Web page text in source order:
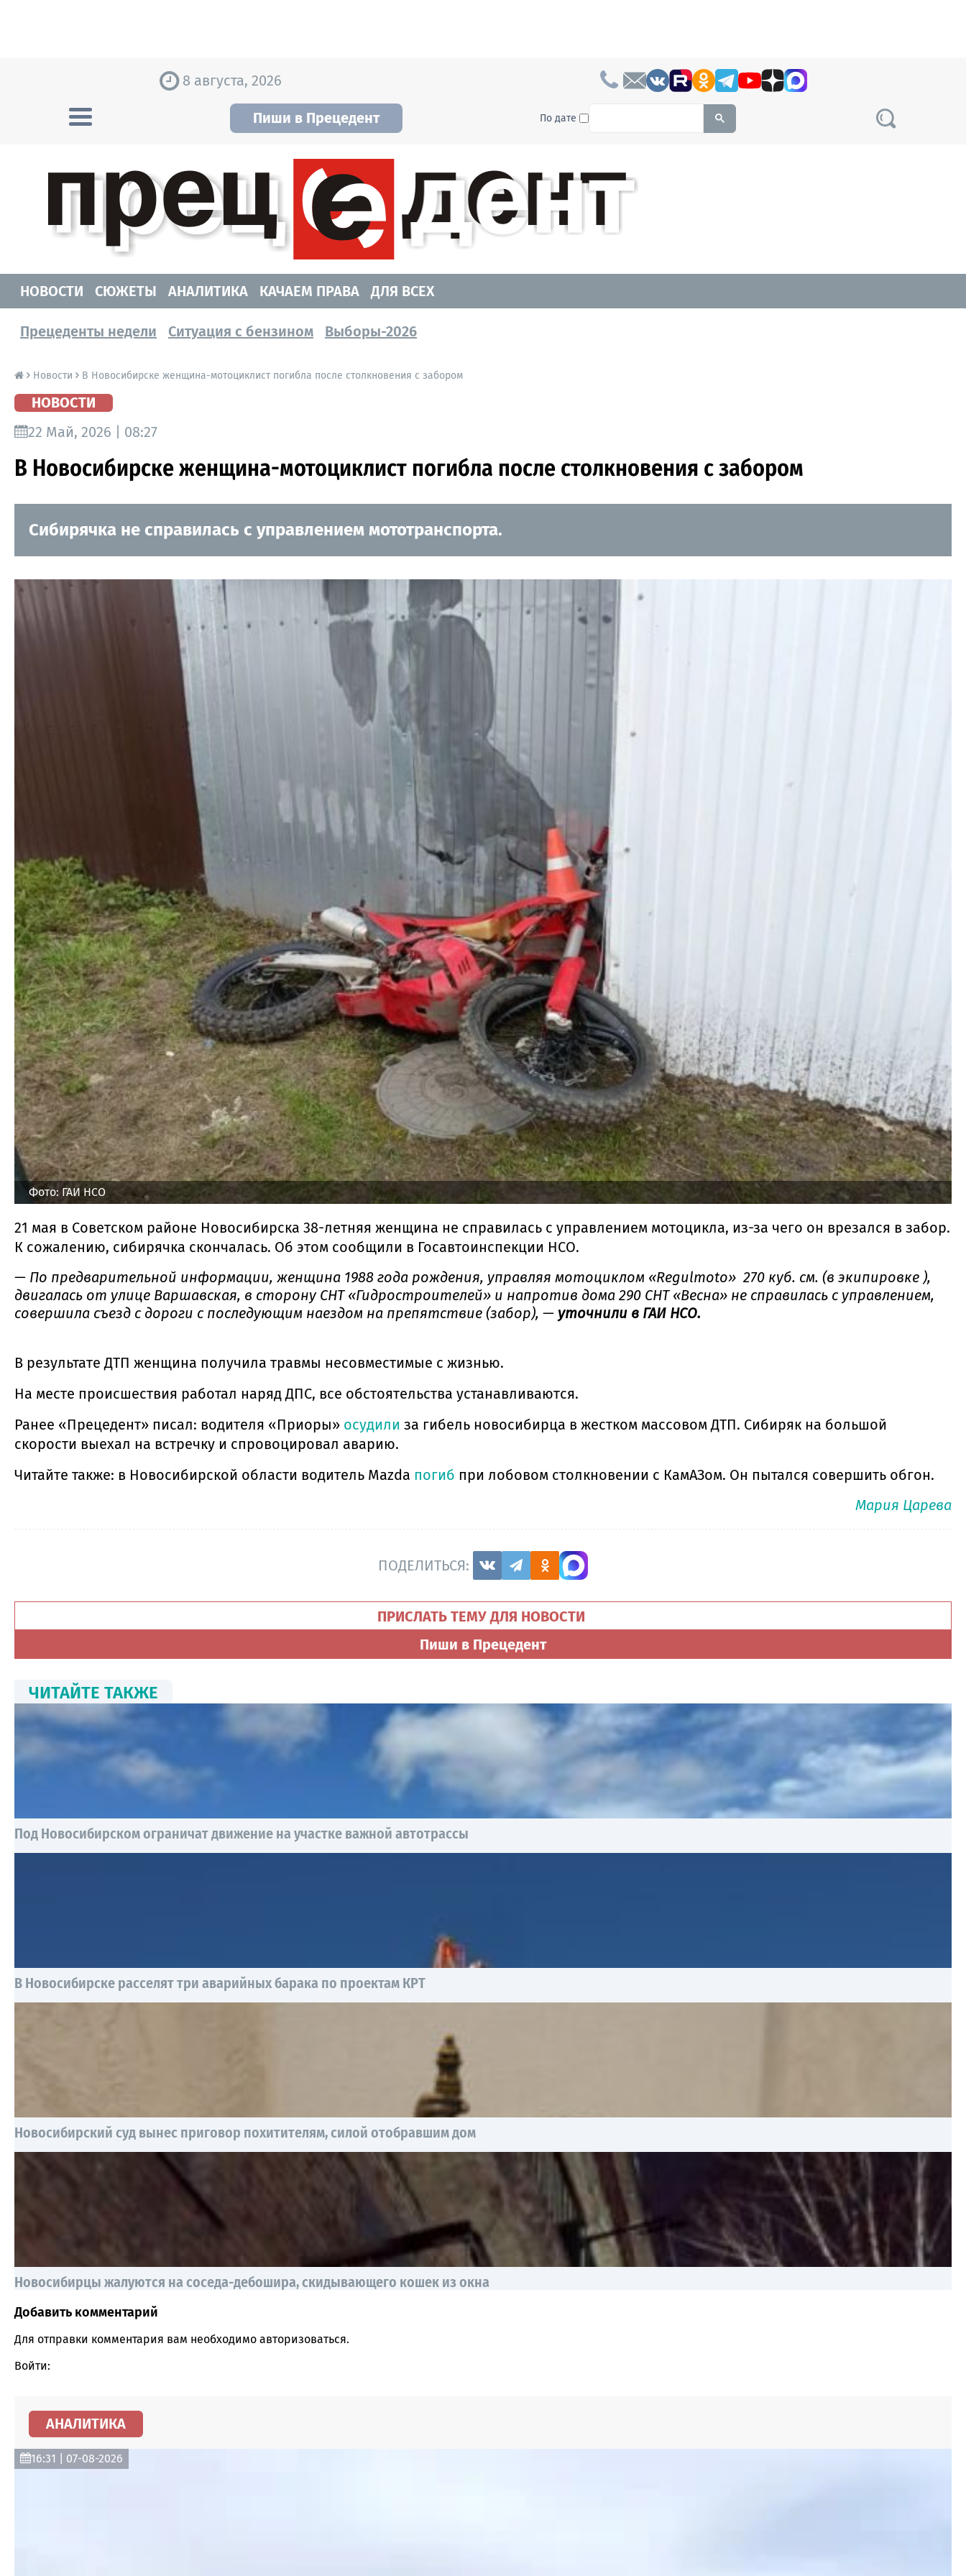
8 августа, 2026
Пиши в Прецедент По дате To search this site, enter a search term
НОВОСТИ
СЮЖЕТЫ АНАЛИТИКА КАЧАЕМ ПРАВА ДЛЯ ВСЕХ
Прецеденты недели Ситуация с бензином Выборы-2026
Новости В Новосибирске женщина-мотоциклист погибла после столкновения с забором
НОВОСТИ
22 Май, 2026 | 08:27
В Новосибирске женщина-мотоциклист погибла после столкновения с забором
Сибирячка не справилась с управлением мототранспорта.
Фото: ГАИ НСО
21 мая в Советском районе Новосибирска 38-летняя женщина не справилась с управлением мотоцикла, из-за чего он врезался в забор.
К сожалению, сибирячка скончалась. Об этом сообщили в Госавтоинспекции НСО.
— По предварительной информации, женщина 1988 года рождения, управляя мотоциклом «Regulmoto» 270 куб. см. (в экипировке ),
двигалась от улице Варшавская, в сторону СНТ «Гидростроителей» и напротив дома 290 СНТ «Весна» не справилась с управлением,
совершила съезд с дороги с последующим наездом на препятствие (забор), — уточнили в ГАИ НСО.
В результате ДТП женщина получила травмы несовместимые с жизнью.
На месте происшествия работал наряд ДПС, все обстоятельства устанавливаются.
Ранее «Прецедент» писал: водителя «Приоры» осудили за гибель новосибирца в жестком массовом ДТП. Сибиряк на большой
скорости выехал на встречку и спровоцировал аварию.
Читайте также: в Новосибирской области водитель Mazda погиб при лобовом столкновении с КамАЗом. Он пытался совершить обгон.
Мария Царева
ПОДЕЛИТЬСЯ:
ПРИСЛАТЬ ТЕМУ ДЛЯ НОВОСТИ
Пиши в Прецедент
ЧИТАЙТЕ ТАКЖЕ
Под Новосибирском ограничат движение на участке важной автотрассы
В Новосибирске расселят три аварийных барака по проектам КРТ
Новосибирский суд вынес приговор похитителям, силой отобравшим дом
Новосибирцы жалуются на соседа-дебошира, скидывающего кошек из окна
Comment section
Добавить комментарий
Для отправки комментария вам необходимо авторизоваться.
Войти:
АНАЛИТИКА
16:31 | 07-08-2026